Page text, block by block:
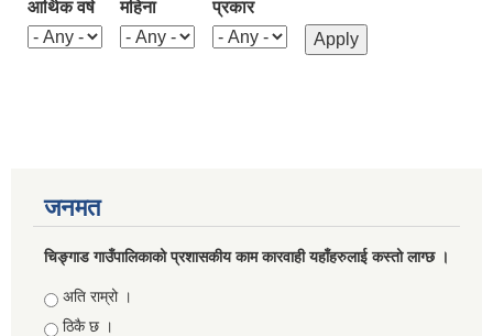
आर्थिक वर्ष महिना प्रकार
जनमत
चिङ्गाड गाउँपालिकाको प्रशासकीय काम कारवाही यहाँहरुलाई कस्तो लाग्छ ।
Choices
अति राम्रो ।
ठिकै छ ।